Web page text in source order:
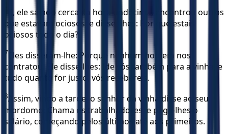
E, ele saindo cerca da hora undécima, encontrou outros
que estavam ociosos, e disse- lhes: Por que estais
ociosos todo o dia?
7
Eles disseram-lhe: Porque nenhum homem nos
contratou. Ele disse-lhes: Ide vós também para a vinha, e
tudo quanto for justo, vós recebereis.
8Assim, vindo a tarde, o senhor da vinha disse ao seu
mordomo: Chama os trabalhadores, e paga-lhes o
salário, começando pelos últimos até aos primeiros.